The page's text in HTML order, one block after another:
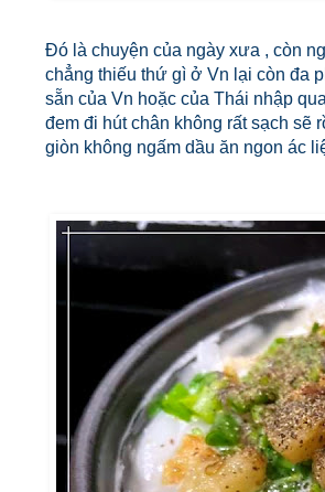
Đó là chuyện của ngày xưa , còn
chẳng thiếu thứ gì ở Vn lại còn đa
sẵn của Vn hoặc của Thái nhập
đem đi hút chân không rất sạch sẽ
giòn không ngấm dầu ăn ngon ác